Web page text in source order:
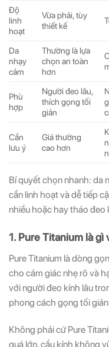
Độ
linh
hoạt
Vừa phải, tùy
thiết kế
Da
nhạy
cảm
Thường là lựa
chọn an toàn
hơn
Phù
hợp
Người đeo lâu,
thích gọng tối
giản
Cần
lưu ý
Giá thường
cao hơn
Bí quyết chọn nhanh: da
cần linh hoạt và dễ tiếp
nhiều hoặc hay tháo đeo
1. Pure Titanium là gì
Pure Titanium là dòng
cho cảm giác nhẹ rõ và
với người đeo kính lâu
phong cách gọng tối
Không phải cứ Pure
quá lớn, cầu kính không